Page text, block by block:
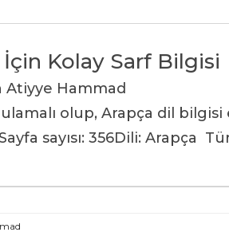
İçin Kolay Sarf Bilgisi
Atiyye Hammad
olup, Arapça dil
Sayfa sayısı: 356Dili: Arapça